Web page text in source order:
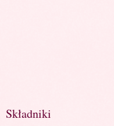
Składniki